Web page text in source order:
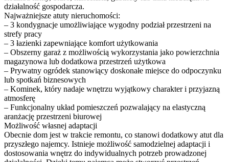
działalność gospodarcza.
Najważniejsze atuty nieruchomości:
– 3 kondygnacje umożliwiające wygodny podział przestrzeni na
strefy pracy
– 3 łazienki zapewniające komfort użytkowania
– Obszerny garaż z możliwością wykorzystania jako powierzchnia
magazynowa lub dodatkowa przestrzeń użytkowa
– Prywatny ogródek stanowiący doskonałe miejsce do odpoczynku
lub spotkań biznesowych
– Kominek, który nadaje wnętrzu wyjątkowy charakter i przyjazną
atmosferę
– Funkcjonalny układ pomieszczeń pozwalający na elastyczną
aranżację przestrzeni biurowej
Możliwość własnej adaptacji
Obecnie dom jest w trakcie remontu, co stanowi dodatkowy atut dla
przyszłego najemcy. Istnieje możliwość samodzielnej adaptacji i
dostosowania wnętrz do indywidualnych potrzeb prowadzonej